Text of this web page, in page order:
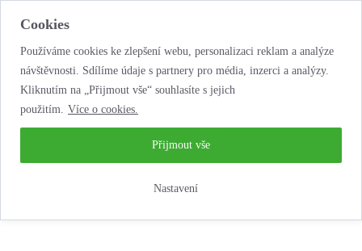
Cookies
Používáme cookies ke zlepšení webu, personalizaci reklam a analýze
návštěvnosti. Sdílíme údaje s partnery pro média, inzerci a analýzy.
Kliknutím na „Přijmout vše“ souhlasíte s jejich
použitím. Více o cookies.
Nastavení
Přijmout vše
...neobyčejná jízda životem!